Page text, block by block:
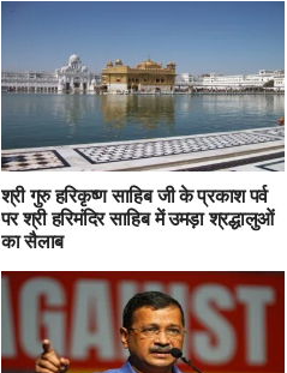
श्री गुरु हरिकृष्ण साहिब जी के प्रकाश पर्व
पर श्री हरिमंदिर साहिब में उमड़ा श्रद्धालुओं
का सैलाब